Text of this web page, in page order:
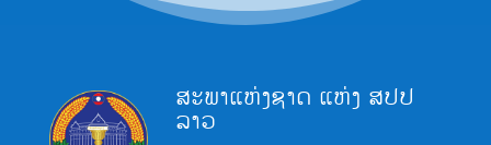
ສະພາແຫ່ງຊາດ ແຫ່ງ ສປປ
ລາວ